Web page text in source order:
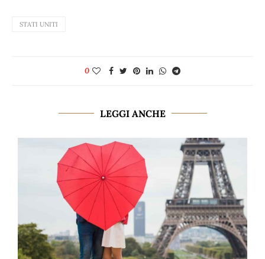
STATI UNITI
0
LEGGI ANCHE